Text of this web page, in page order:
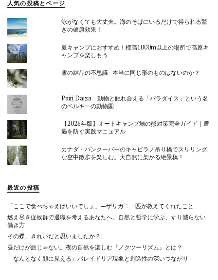
人気の投稿とページ
泳がなくても大丈夫。海のそばにいるだけで得られる驚
きの健康効果！
夏キャンプにおすすめ！標高1000m以上の場所で高原キ
ャンプを楽しもう
雪の結晶の不思議─本当に同じ形のものはないのか？
Pairi Daiza 動物と触れ合える「パラダイス」という名
のベルギーの動物園
【2026年版】オートキャンプ場の熊対策完全ガイド｜遭
遇を防ぐ実践マニュアル
カナダ・バンクーバーのキャピラノ吊り橋でスリリング
な空中散歩を楽しむ。大自然に架かる絶景橋！
最近の投稿
「ここで食べちゃえばいいでしょ」—ザリガニ一匹が教えてくれたこと
燃え尽き症候群で退職を考えるあなたへ。自然と哲学に学ぶ、すり減らない
働き方
その蝶、きれいだと思いましたか？
昼だけが旅じゃない。夜の自然を楽しむ『ノクツーリズム』とは？
「なんとなく顔に見える」パレイドリア現象と創造性の深いつながり